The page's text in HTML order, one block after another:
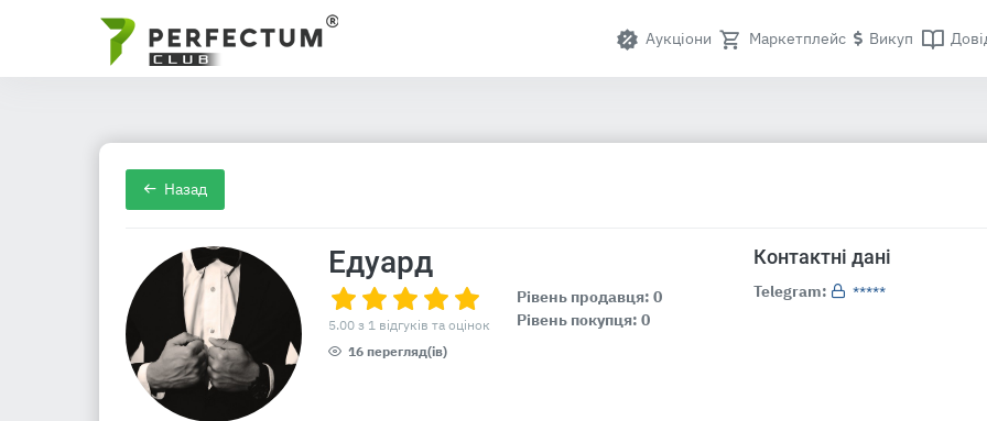
Аукціони Маркетплейс Викуп
Назад
Едуард
5.00 з 1 відгуків та оцінок
16 перегляд(ів)
Рівень продавця: 0
Рівень покупця: 0
Контактні дані
Telegram: *****